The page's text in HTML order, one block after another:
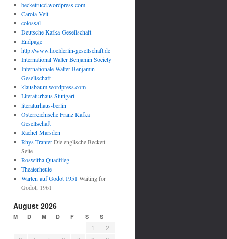
beckettucd.wordpress.com
Carola Veit
colossal
Deutsche Kafka-Gesellschaft
Endpage
http://www.hoelderlin-gesellschaft.de
International Walter Benjamin Society
Internationale Walter Benjamin
Gesellschaft
klausbaum.wordpress.com
Literaturhaus Stuttgart
literaturhaus-berlin
Österreichische Franz Kafka
Gesellschaft
Rachel Marsden
Rhys TranterDie englische Beckett-
Seite
Roswitha Quadflieg
Theaterheute
Warten auf Godot 1951 Waiting for
Godot, 1961
August 2026
M D M D F S S
1
2